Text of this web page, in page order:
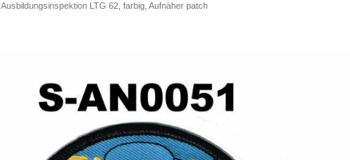
Ausbildungsinspektion LTG 62, farbig, Aufnäher patch